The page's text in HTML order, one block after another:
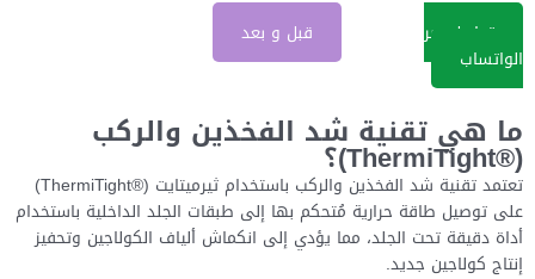
تواصل عبر
الواتساب
قبل و بعد
ما هي تقنية شد الفخذين والركب
(®ThermiTight)؟
تعتمد تقنية شد الفخذين والركب باستخدام ثيرميتايت (®ThermiTight)
على توصيل طاقة حرارية مُتحكم بها إلى طبقات الجلد الداخلية باستخدام
أداة دقيقة تحت الجلد، مما يؤدي إلى انكماش ألياف الكولاجين وتحفيز
إنتاج كولاجين جديد.